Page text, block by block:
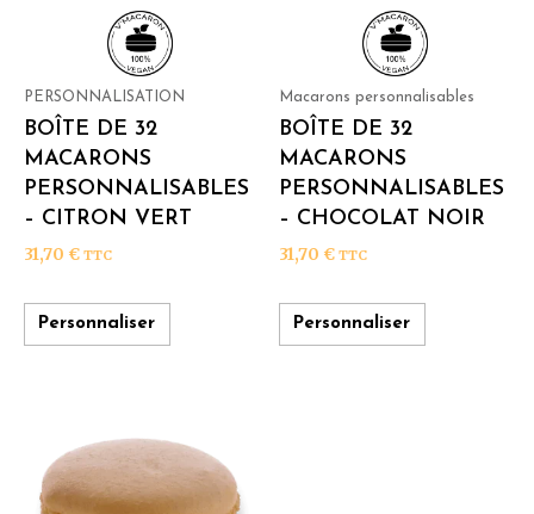
PERSONNALISATION
BOÎTE DE 32
MACARONS
PERSONNALISABLES
– CITRON VERT
31,70 € TTC
Personnaliser
Macarons personnalisables
BOÎTE DE 32
MACARONS
PERSONNALISABLES
– CHOCOLAT NOIR
31,70 € TTC
Personnaliser